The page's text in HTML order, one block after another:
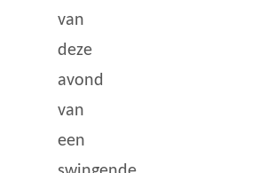
van
deze
avond
van
een